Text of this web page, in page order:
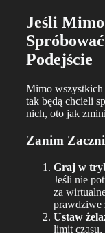
Jeśli
Podejście
Mimo wszystkich
tak będą chcieli
nich, oto jak
Zanim
Graj w
Jeśli nie
za
prawdziwe
Ustaw
limit